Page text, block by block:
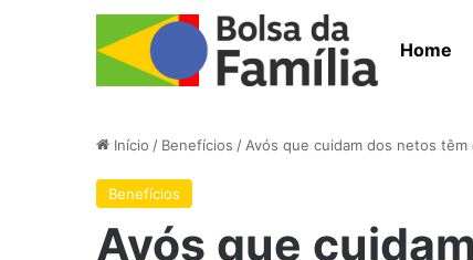
Home
Início / Benefícios / Avós que cuidam dos netos
Benefícios
Avós que